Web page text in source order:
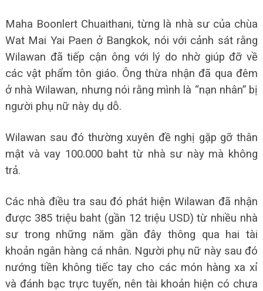
Maha Boonlert Chuaithani, từng là nhà sư của chùa
Wat Mai Yai Paen ở Bangkok, nói với cảnh sát rằng
Wilawan đã tiếp cận ông với lý do nhờ giúp đỡ về
các vật phẩm tôn giáo. Ông thừa nhận đã qua đêm
ở nhà Wilawan, nhưng nói rằng mình là “nạn nhân” bị
người phụ nữ này dụ dỗ.
Wilawan sau đó thường xuyên đề nghị gặp gỡ thân
mật và vay 100.000 baht từ nhà sư này mà không
trả.
Các nhà điều tra sau đó phát hiện Wilawan đã nhận
được 385 triệu baht (gần 12 triệu USD) từ nhiều nhà
sư trong những năm gần đây thông qua hai tài
khoản ngân hàng cá nhân. Người phụ nữ này sau đó
nướng tiền không tiếc tay cho các món hàng xa xỉ
và đánh bạc trực tuyến, nên tài khoản hiện có chưa